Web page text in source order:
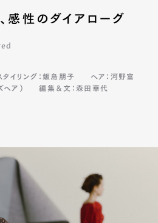
感性のダイアローグ
タイリング：飯島朋子
ヘア：河野富
ヘア） 編集＆文：森田華代